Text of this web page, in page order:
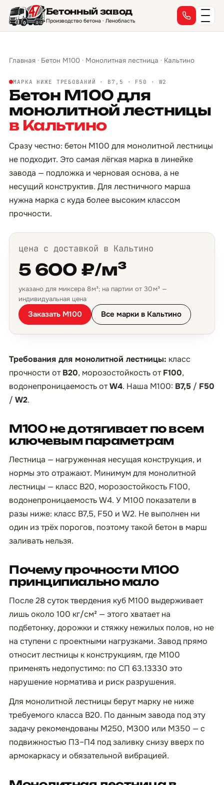
Бетонный завод
Производство бетона · Ленобласть
Главная · Бетон М100 · Монолитная лестница · Кальтино
МАРКА НИЖЕ ТРЕБОВАНИЙ · B7,5 · F50 · W2
Бетон М100 для
монолитной лестницы
в Кальтино
Сразу честно: бетон М100 для монолитной лестницы
не подходит. Это самая лёгкая марка в линейке
завода — подложка и черновая основа, а не
несущий конструктив. Для лестничного марша
нужна марка с куда более высоким классом
прочности.
цена с доставкой в Кальтино
5 600 ₽/м³
указано для миксера 8 м³; на партии от 30 м³ —
индивидуальная цена
Заказать М100 Все марки в Кальтино
Требования для монолитной лестницы: класс
прочности отB20, морозостойкость отF100,
водонепроницаемость отW4. Наша М100: B7,5 / F50
/ W2.
М100 не дотягивает по всем
ключевым параметрам
Лестница — нагруженная несущая конструкция, и
нормы это отражают. Минимум для монолитной
лестницы — класс B20, морозостойкость F100,
водонепроницаемость W4. У М100 показатели в
разы ниже: класс B7,5, F50 и W2. Не выполнен ни
один из трёх порогов, поэтому такой бетон в марш
заливать нельзя.
Почему прочности М100
принципиально мало
После 28 суток твердения куб М100 выдерживает
лишь около 100 кг/см² — этого хватает на
подбетонку, дорожки и стяжку нежилых полов, но не
на ступени с проектными нагрузками. Завод прямо
относит лестницы к конструкциям, где М100
применять недопустимо: по СП 63.13330 это
нарушение норматива и риск разрушения.
Для монолитной лестницы берут марку не ниже
требуемого класса B20. По данным завода под эту
задачу рекомендованы М250, М300 или М350 — с
подвижностью П3–П4 под заливку снизу вверх по
армокаркасу и обязательной вибрацией.